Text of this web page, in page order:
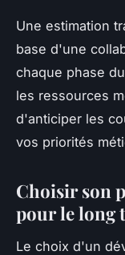
Une estimation
base d'une
chaque phase
les ressources
d'anticiper les
vos priorités
Choisir son
pour le long
Le choix d'un